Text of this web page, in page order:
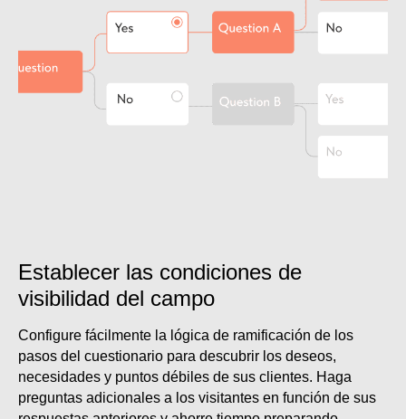
Establecer las condiciones de
visibilidad del campo
Configure fácilmente la lógica de ramificación de los
pasos del cuestionario para descubrir los deseos,
necesidades y puntos débiles de sus clientes. Haga
preguntas adicionales a los visitantes en función de sus